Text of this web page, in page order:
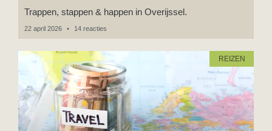
Trappen, stappen & happen in Overijssel.
22 april 2026 14 reacties
REIZEN